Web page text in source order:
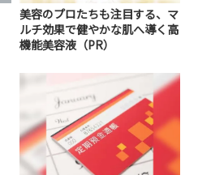
美容のプロたちも注目する、マ
ルチ効果で健やかな肌へ導く高
機能美容液（PR）